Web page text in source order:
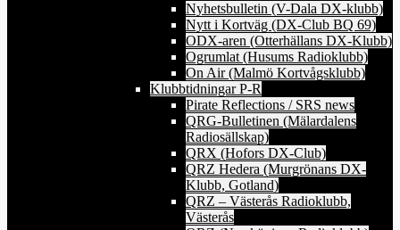
Nyhetsbulletin (V-Dala DX-klubb)
Nytt i Kortväg (DX-Club BQ 69)
ODX-aren (Otterhällans DX-Klubb)
Ogrumlat (Husums Radioklubb)
On Air (Malmö Kortvågsklubb)
Klubbtidningar P-R
Pirate Reflections / SRS news
QRG-Bulletinen (Mälardalens
Radiosällskap)
QRX (Hofors DX-Club)
QRZ Hedera (Murgrönans DX-
Klubb, Gotland)
QRZ – Västerås Radioklubb,
Västerås